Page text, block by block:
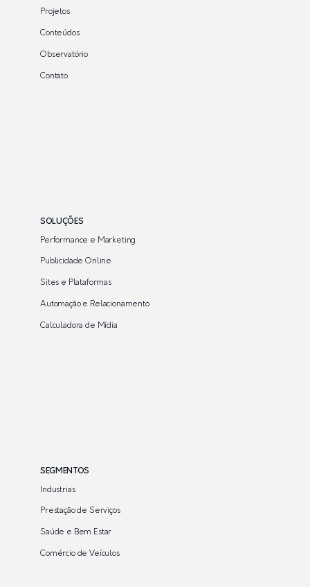
Projetos
Conteúdos
Observatório
Contato
SOLUÇÕES
Performance e Marketing
Publicidade Online
Sites e Plataformas
Automação e Relacionamento
Calculadora de Mídia
SEGMENTOS
Industrias
Prestação de Serviços
Saúde e Bem Estar
Comércio de Veículos